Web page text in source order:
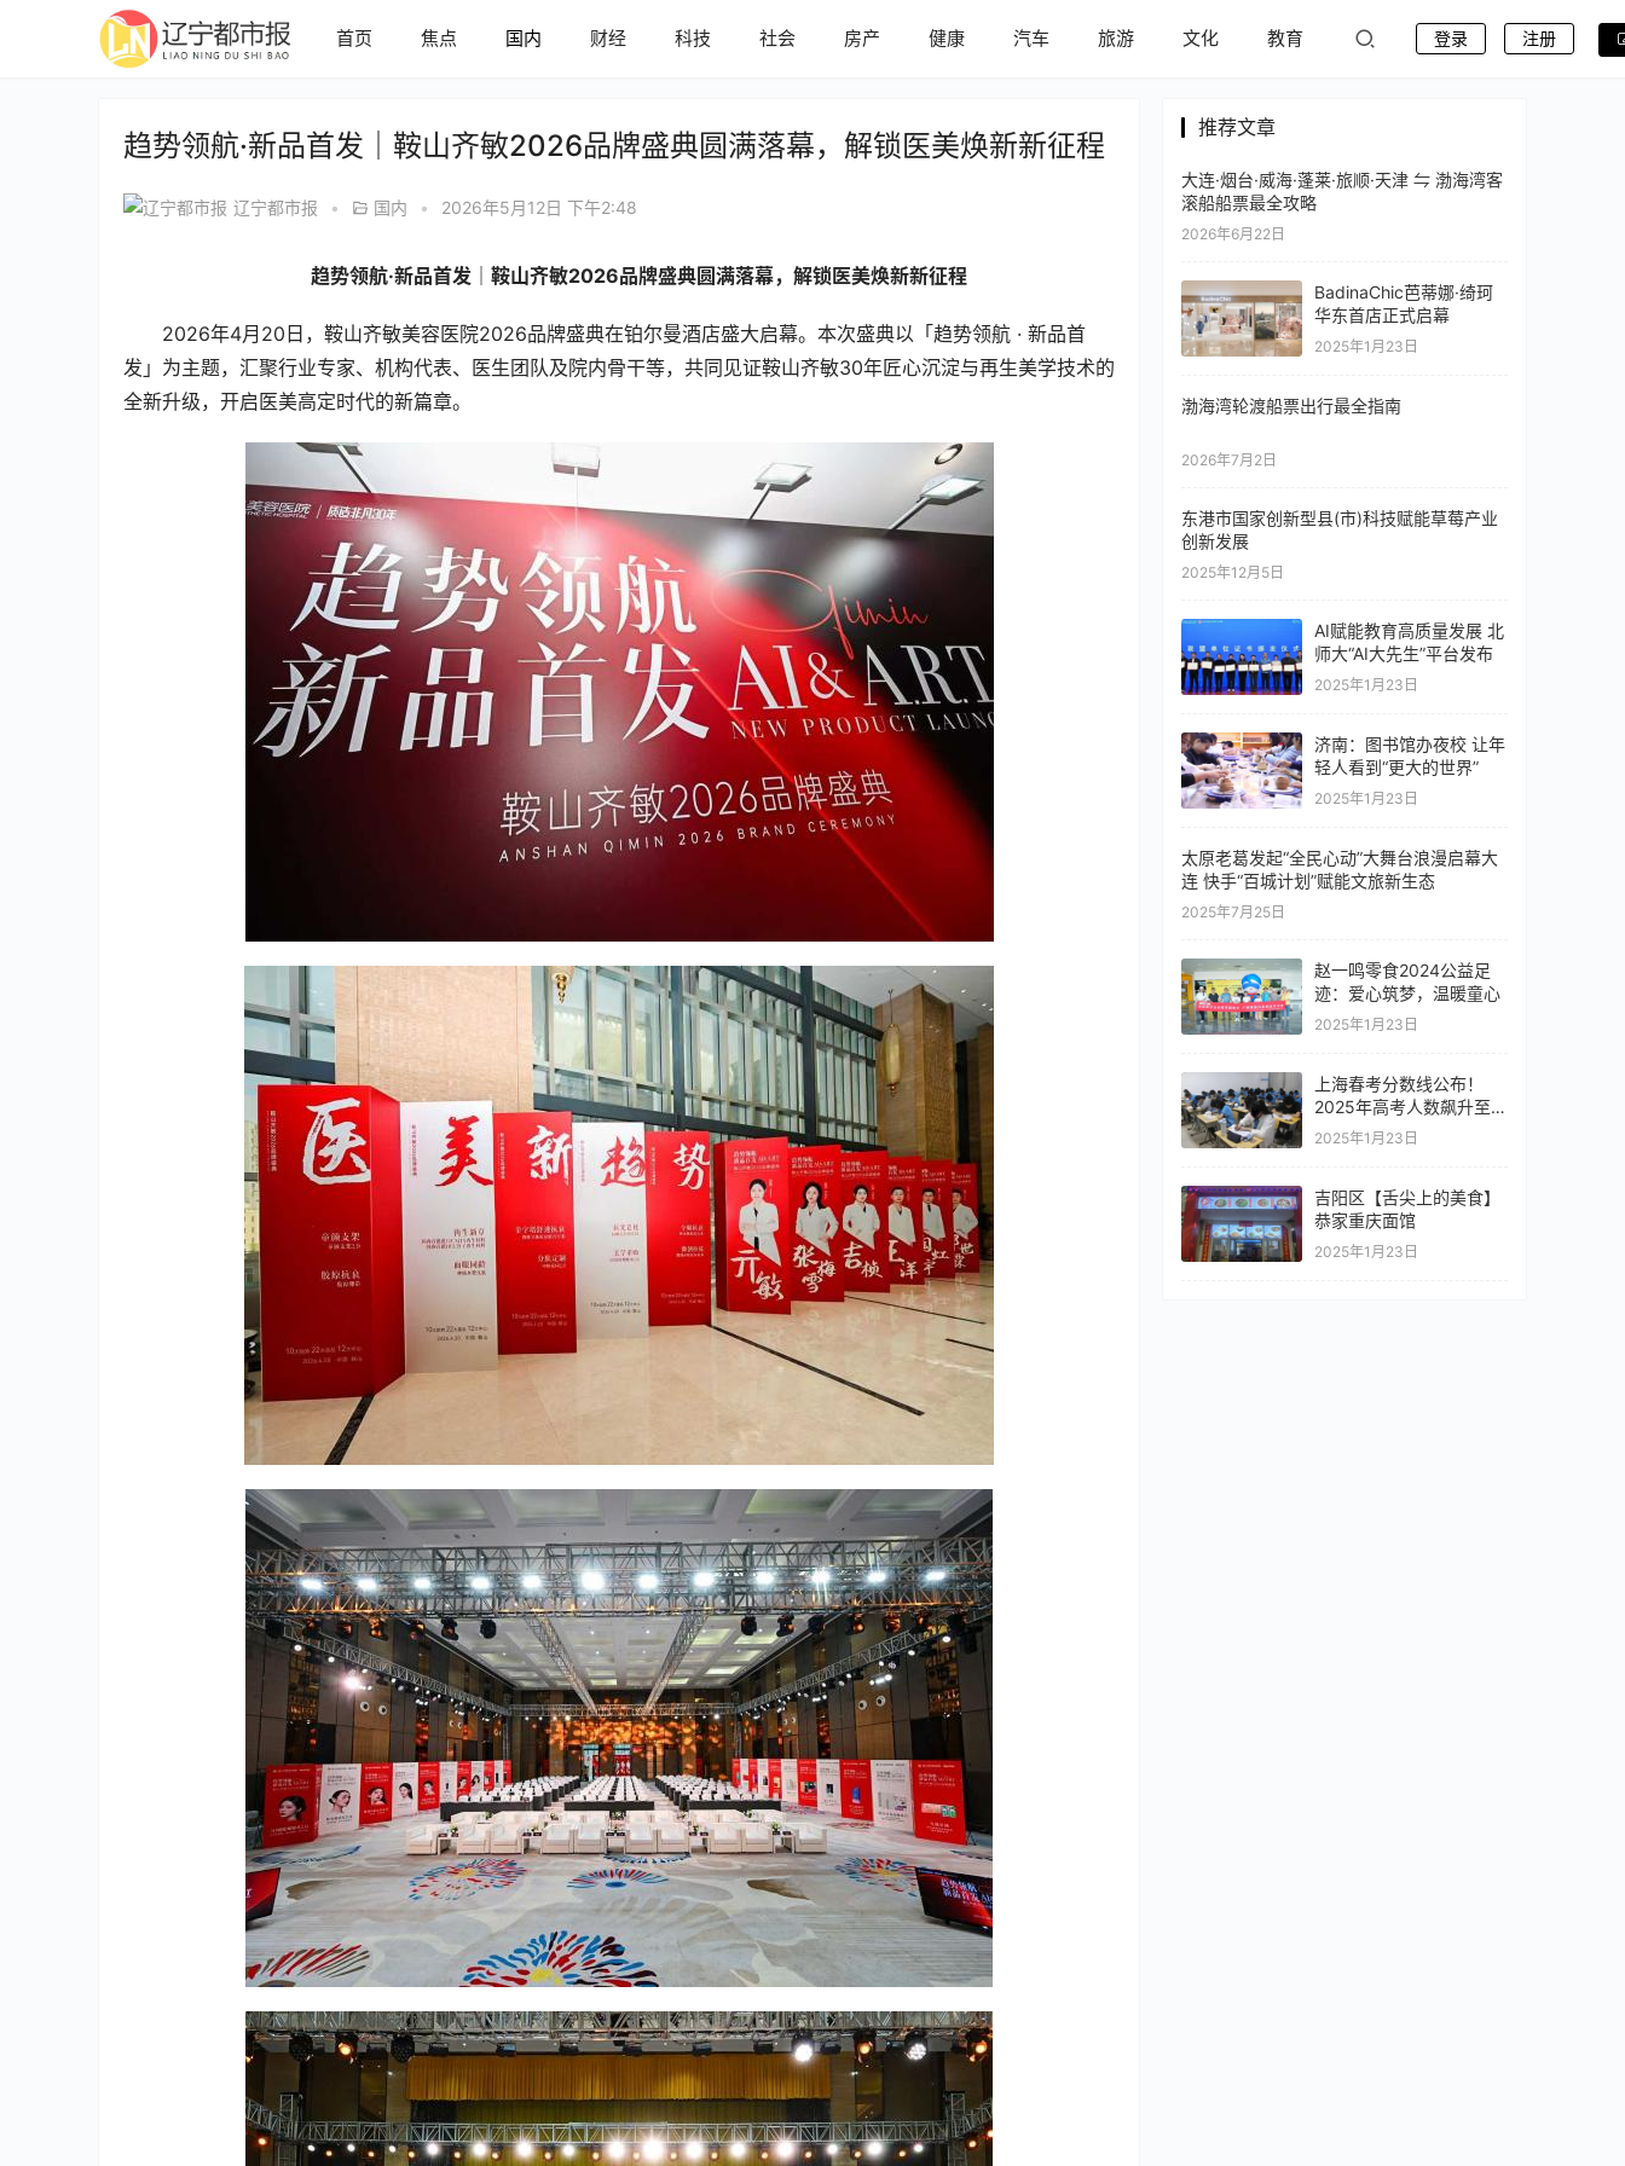
首页 焦点 国内 财经 科技 社会 房产 健康 汽车 旅游 文化 教育 登录 注册
趋势领航·新品首发｜鞍山齐敏2026品牌盛典圆满落幕，解锁医美焕新新征程
辽宁都市报 • 国内 • 2026年5月12日 下午2:48
趋势领航·新品首发｜鞍山齐敏2026品牌盛典圆满落幕，解锁医美焕新新征程
2026年4月20日，鞍山齐敏美容医院2026品牌盛典在铂尔曼酒店盛大启幕。本次盛典以「趋势领航 · 新品首
发」为主题，汇聚行业专家、机构代表、医生团队及院内骨干等，共同见证鞍山齐敏30年匠心沉淀与再生美学技术的
全新升级，开启医美高定时代的新篇章。
推荐文章
大连·烟台·威海·蓬莱·旅顺·天津 ⇋ 渤海湾客
滚船船票最全攻略
2026年6月22日
BadinaChic芭蒂娜·绮珂
华东首店正式启幕
2025年1月23日
渤海湾轮渡船票出行最全指南
2026年7月2日
东港市国家创新型县(市)科技赋能草莓产业
创新发展
2025年12月5日
AI赋能教育高质量发展 北
师大“AI大先生”平台发布
2025年1月23日
济南：图书馆办夜校 让年
轻人看到“更大的世界”
2025年1月23日
太原老葛发起“全民心动”大舞台浪漫启幕大
连 快手“百城计划”赋能文旅新生态
2025年7月25日
赵一鸣零食2024公益足
迹：爱心筑梦，温暖童心
2025年1月23日
上海春考分数线公布！
2025年高考人数飙升至
6.65万人，增幅超20%
2025年1月23日
吉阳区【舌尖上的美食】
恭家重庆面馆
2025年1月23日